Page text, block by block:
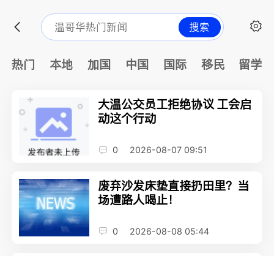
搜索
热门 本地 加国 中国 国际 移民 留学
大温公交员工拒绝协议 工会启
动这个行动
0 2026-08-07 09:51
废弃沙发床垫直接扔田里？当
场遭路人喝止！
0 2026-08-08 05:44